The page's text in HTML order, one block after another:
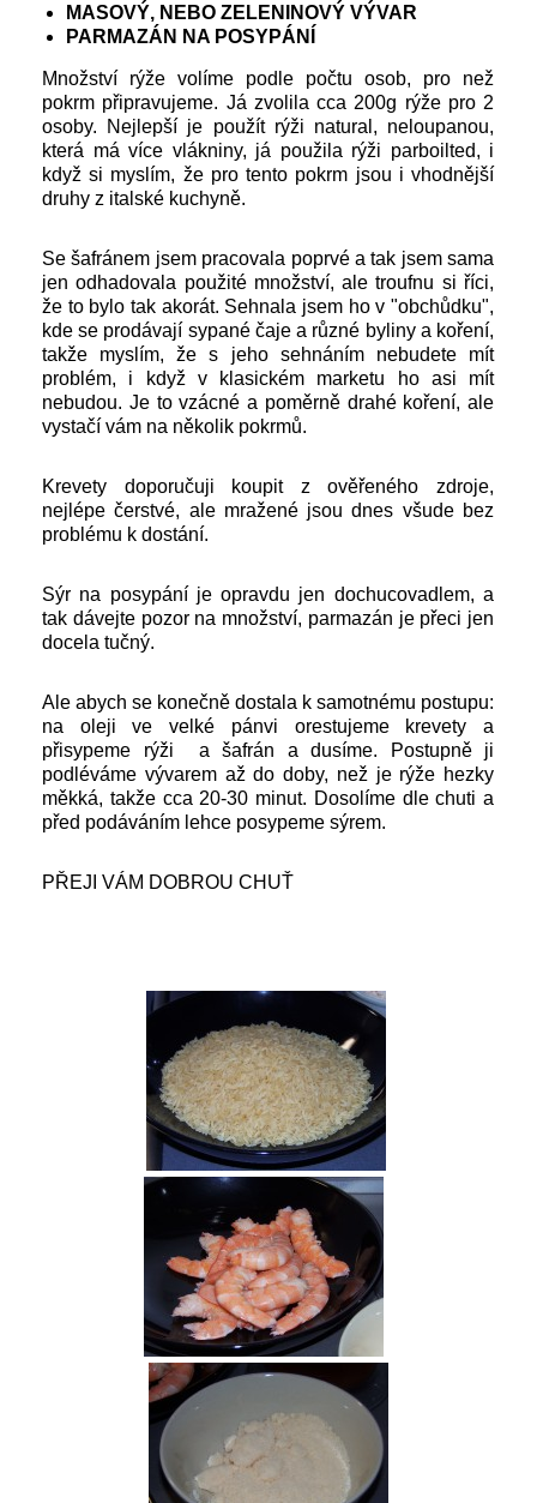
MASOVÝ, NEBO ZELENINOVÝ VÝVAR
PARMAZÁN NA POSYPÁNÍ
Množství rýže volíme podle počtu osob, pro než
pokrm připravujeme. Já zvolila cca 200g rýže pro 2
osoby. Nejlepší je použít rýži natural, neloupanou,
která má více vlákniny, já použila rýži parboilted, i
když si myslím, že pro tento pokrm jsou i vhodnější
druhy z italské kuchyně.
Se šafránem jsem pracovala poprvé a tak jsem sama
jen odhadovala použité množství, ale troufnu si říci,
že to bylo tak akorát. Sehnala jsem ho v "obchůdku",
kde se prodávají sypané čaje a různé byliny a koření,
takže myslím, že s jeho sehnáním nebudete mít
problém, i když v klasickém marketu ho asi mít
nebudou. Je to vzácné a poměrně drahé koření, ale
vystačí vám na několik pokrmů.
Krevety doporučuji koupit z ověřeného zdroje,
nejlépe čerstvé, ale mražené jsou dnes všude bez
problému k dostání.
Sýr na posypání je opravdu jen dochucovadlem, a
tak dávejte pozor na množství, parmazán je přeci jen
docela tučný.
Ale abych se konečně dostala k samotnému postupu:
na oleji ve velké pánvi orestujeme krevety a
přisypeme rýži a šafrán a dusíme. Postupně ji
podléváme vývarem až do doby, než je rýže hezky
měkká, takže cca 20-30 minut. Dosolíme dle chuti a
před podáváním lehce posypeme sýrem.
PŘEJI VÁM DOBROU CHUŤ